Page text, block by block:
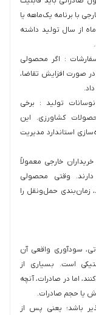
با برنامه یک‌ماهه یا
از سال تولید داشته
: اگر محصولی
در صورت افزایش تقاضا،
تولید : برخی
کشاورزی. این
استاندارد مدیریت
خارجی معمولاً
دارند. وقتی محصولی
زمان‌بندی حمل‌ونقل را
سودآوری واقعی آن
است. بسیاری از
اما در صادرات، آنچه
یا حجم صادرات.
باشد؛ یعنی پس از